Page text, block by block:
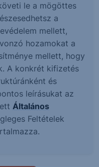
le a mögöttes
a
mellett,
hozamokat a
mellett, hogy
A konkrét kifizetés
és
leírásukat az
Általános
Feltételek